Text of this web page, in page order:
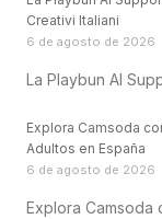
Creativi Italiani
6 de agosto de 2026
La Playbun AI
Explora Camsoda
Adultos en España
6 de agosto de 2026
Explora Camsoda